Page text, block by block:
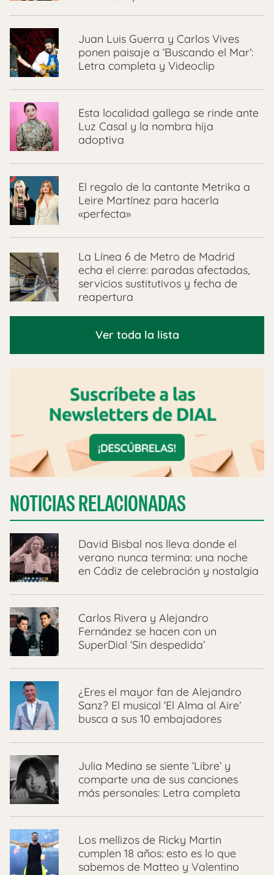
Juan Luis Guerra y Carlos Vives
ponen paisaje a ‘Buscando el Mar’:
Letra completa y Videoclip
Esta localidad gallega se rinde ante
Luz Casal y la nombra hija
adoptiva
El regalo de la cantante Metrika a
Leire Martínez para hacerla
«perfecta»
La Línea 6 de Metro de Madrid
echa el cierre: paradas afectadas,
servicios sustitutivos y fecha de
reapertura
Ver toda la lista
NOTICIAS RELACIONADAS
David Bisbal nos lleva donde el
verano nunca termina: una noche
en Cádiz de celebración y nostalgia
Carlos Rivera y Alejandro
Fernández se hacen con un
SuperDial ‘Sin despedida’
¿Eres el mayor fan de Alejandro
Sanz? El musical ‘El Alma al Aire’
busca a sus 10 embajadores
Julia Medina se siente ‘Libre’ y
comparte una de sus canciones
más personales: Letra completa
Los mellizos de Ricky Martin
cumplen 18 años: esto es lo que
sabemos de Matteo y Valentino